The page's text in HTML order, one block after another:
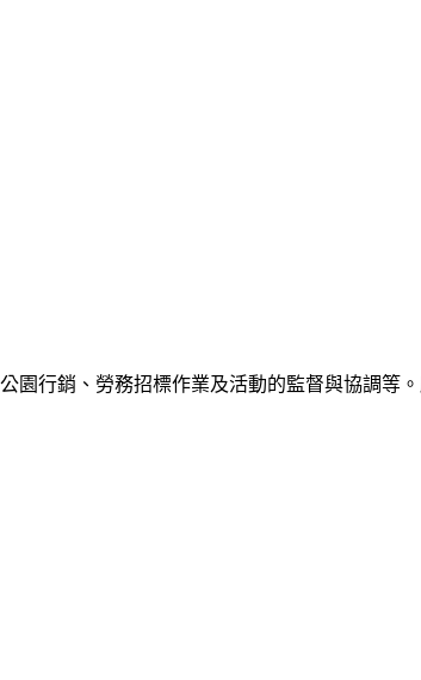
園行銷、勞務招標作業及活動的監督與協調等